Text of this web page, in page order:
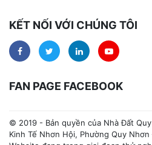
KẾT NỐI VỚI CHÚNG TÔI
FAN PAGE FACEBOOK
© 2019 - Bản quyền của Nhà Đất
Kinh Tế Nhơn Hội, Phường Quy